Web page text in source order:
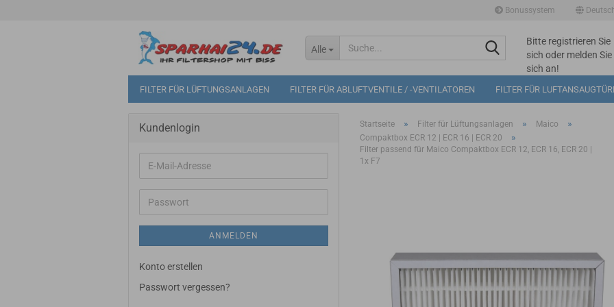
Bonussystem
Alle
Suche...Bitte registrieren Sie
sich oder melden Sie
sich an!
Mögliche
Bonuspunkte im
FILTER FÜR LÜFTUNGSANLAGEN FILTER FÜR ABLUFTVENTILE / -VENTILATOREN FILTER FÜR
Startseite » Filter für Lüftungsanlagen » Maico »
Compaktbox ECR 12 | ECR 16 | ECR 20 »
Filter passend für Maico Compaktbox ECR 12, ECR 16, ECR 20 |
1x F7
Kundenlogin
E-
Mail-
Adresse
Passwort
ANMELDEN
Konto erstellen
Passwort vergessen?